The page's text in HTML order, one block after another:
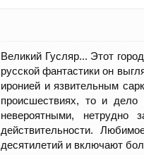
Великий Гусляр... Этот
русской фантастики он
иронией и язвительным
происшествиях, то и
невероятными,
действительности.
десятилетий и включают